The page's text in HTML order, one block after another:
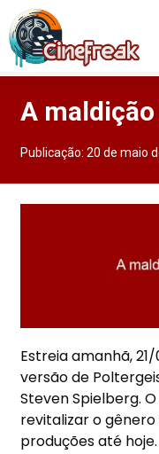
A
Publicação:20 de maio
Estreia amanhã,
versão de
Steven Spielberg.
revitalizar o
produções até hoje.